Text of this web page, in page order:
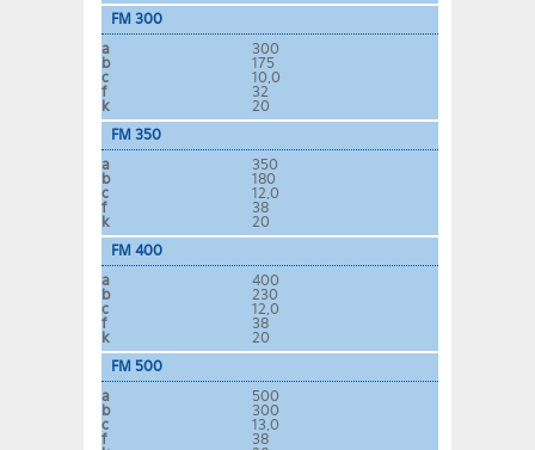
FM 300
a
300
b
175
c
10,0
f
32
k
20
FM 350
a
350
b
180
c
12,0
f
38
k
20
FM 400
a
400
b
230
c
12,0
f
38
k
20
FM 500
a
500
b
300
c
13,0
f
38